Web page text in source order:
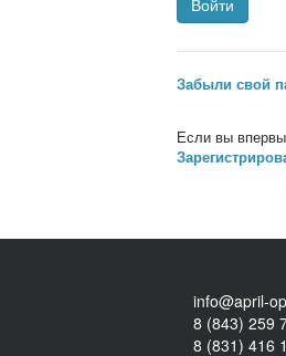
Забыли свой
Если вы
info@april-
8 (843) 259
8 (831) 416